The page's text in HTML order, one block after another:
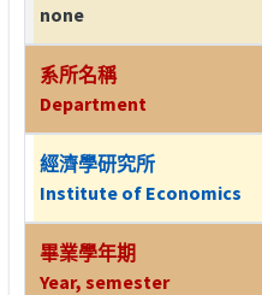
none
系所名稱
Department
經濟學研究所
Institute of Economics
畢業學年期
Year, semester